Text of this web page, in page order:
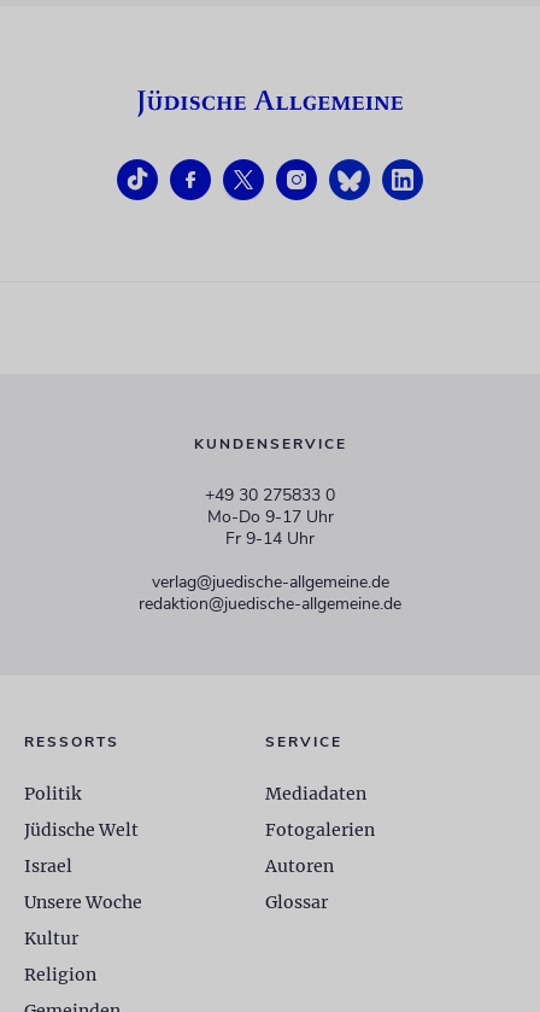
KUNDENSERVICE
+49 30 275833 0
Mo-Do 9-17 Uhr
Fr 9-14 Uhr
verlag@juedische-allgemeine.de
redaktion@juedische-allgemeine.de
RESSORTS
Politik
Jüdische Welt
Israel
Unsere Woche
Kultur
Religion
SERVICE
Mediadaten
Fotogalerien
Autoren
Glossar